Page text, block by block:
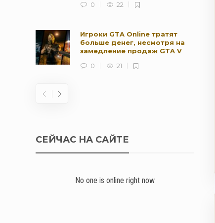
0
22
Игроки GTA Online тратят
больше денег, несмотря на
замедление продаж GTA V
0
21
СЕЙЧАС НА САЙТЕ
No one is online right now